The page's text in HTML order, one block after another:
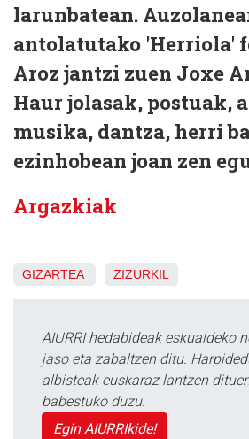
larunbatean.
antolatutako 'Herriola'
Aroz jantzi zuen Joxe
Haur jolasak, postuak,
musika, dantza, herri
ezinhobean joan zen
Argazkiak
GIZARTEA ZIZURKIL
AIURRI hedabideak eskualdeko
jaso eta zabaltzen ditu.
albisteak euskaraz lantzen
babestuko duzu.
Egin AIURRIkide!